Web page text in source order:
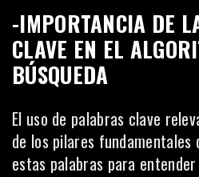
-IMPORTANCIA DE
CLAVE EN EL
BÚSQUEDA
El uso de palabras clave
de los pilares fundamentales
estas palabras para